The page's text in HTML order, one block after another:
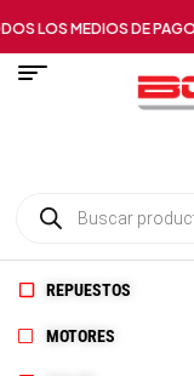
LOS MEDIOS DE PAGO
REPUESTOS
MOTORES